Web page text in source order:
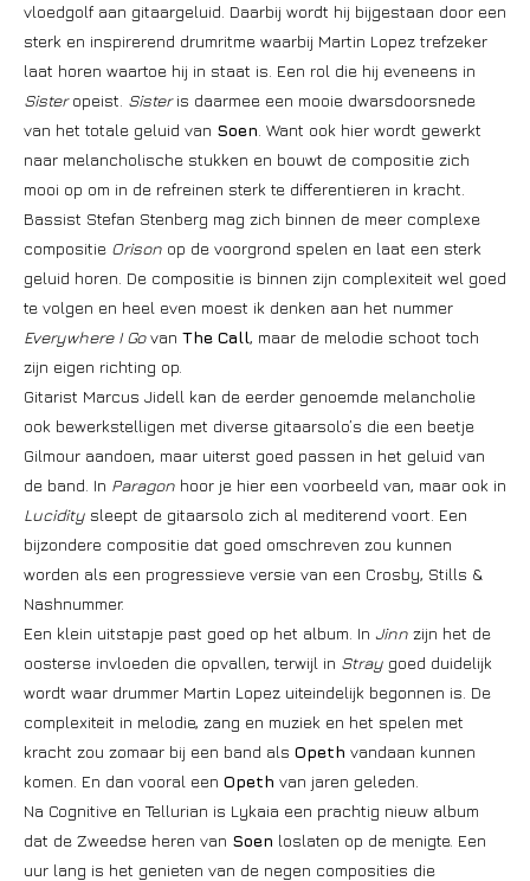
vloedgolf aan gitaargeluid. Daarbij wordt hij bijgestaan door een
sterk en inspirerend drumritme waarbij Martin Lopez trefzeker
laat horen waartoe hij in staat is. Een rol die hij eveneens in
Sisteropeist. Sisteris daarmee een mooie dwarsdoorsnede
van het totale geluid van Soen . Want ook hier wordt gewerkt
naar melancholische stukken en bouwt de compositie zich
mooi op om in de refreinen sterk te differentieren in kracht.
Bassist Stefan Stenberg mag zich binnen de meer complexe
compositie Orison op de voorgrond spelen en laat een sterk
geluid horen. De compositie is binnen zijn complexiteit wel goed
te volgen en heel even moest ik denken aan het nummer
Everywhere I Govan The Call, maar de melodie schoot toch
zijn eigen richting op.
Gitarist Marcus Jidell kan de eerder genoemde melancholie
ook bewerkstelligen met diverse gitaarsolo’s die een beetje
Gilmour aandoen, maar uiterst goed passen in het geluid van
de band. In Paragon hoor je hier een voorbeeld van, maar ook in
Lucidity sleept de gitaarsolo zich al mediterend voort. Een
bijzondere compositie dat goed omschreven zou kunnen
worden als een progressieve versie van een Crosby, Stills &
Nashnummer.
Een klein uitstapje past goed op het album. In Jinn zijn het de
oosterse invloeden die opvallen, terwijl in Stray goed duidelijk
wordt waar drummer Martin Lopez uiteindelijk begonnen is. De
complexiteit in melodie, zang en muziek en het spelen met
kracht zou zomaar bij een band als Opeth vandaan kunnen
komen. En dan vooral een Opeth van jaren geleden.
Na Cognitive en Tellurian is Lykaia een prachtig nieuw album
dat de Zweedse heren van Soen loslaten op de menigte. Een
uur lang is het genieten van de negen composities die